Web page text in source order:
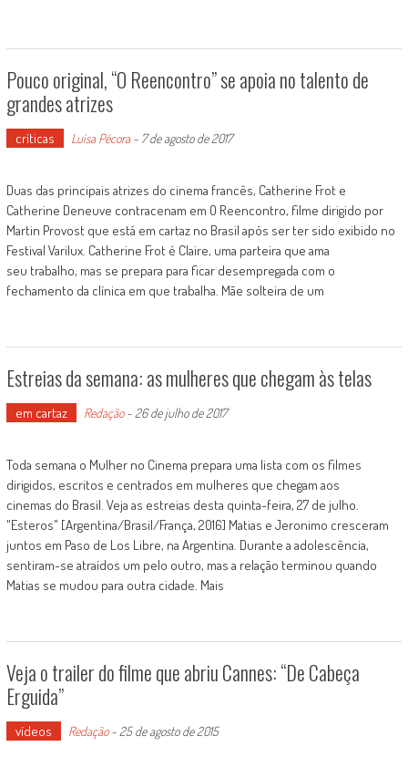
Pouco original, “O Reencontro” se apoia no talento de
grandes atrizes
críticas Luísa Pécora- 7 de agosto de 2017
Duas das principais atrizes do cinema francês, Catherine Frot e
Catherine Deneuve contracenam em O Reencontro, filme dirigido por
Martin Provost que está em cartaz no Brasil após ser ter sido exibido no
Festival Varilux. Catherine Frot é Claire, uma parteira que ama
seu trabalho, mas se prepara para ficar desempregada com o
fechamento da clínica em que trabalha. Mãe solteira de um
Estreias da semana: as mulheres que chegam às telas
em cartaz Redação- 26 de julho de 2017
Toda semana o Mulher no Cinema prepara uma lista com os filmes
dirigidos, escritos e centrados em mulheres que chegam aos
cinemas do Brasil. Veja as estreias desta quinta-feira, 27 de julho.
"Esteros" [Argentina/Brasil/França, 2016] Matias e Jeronimo cresceram
juntos em Paso de Los Libre, na Argentina. Durante a adolescência,
sentiram-se atraídos um pelo outro, mas a relação terminou quando
Matias se mudou para outra cidade. Mais
Veja o trailer do filme que abriu Cannes: “De Cabeça
Erguida”
vídeos Redação- 25 de agosto de 2015